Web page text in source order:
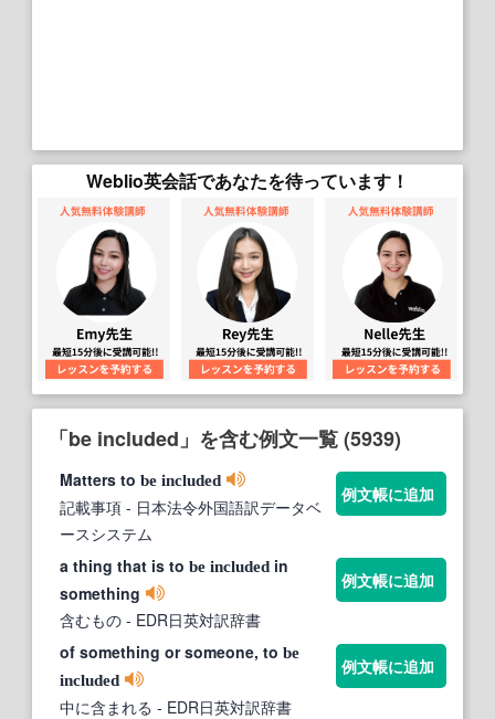
Weblio英会話であなたを待っています！
「be included」を含む例文一覧 (5939)
Matters to be included
記載事項 - 日本法令外国語訳データベ
ースシステム
例文帳に追加
a thing that is to be included in
something
含むもの - EDR日英対訳辞書
例文帳に追加
of something or someone, to be
included
中に含まれる - EDR日英対訳辞書
例文帳に追加